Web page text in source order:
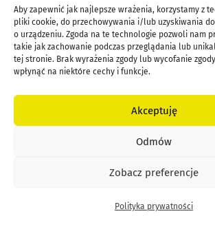
Aby zapewnić jak najlepsze wrażenia, korzystamy z
pliki cookie, do przechowywania i/lub uzyskiwania
o urządzeniu. Zgoda na te technologie pozwoli nam
takie jak zachowanie podczas przeglądania lub
tej stronie. Brak wyrażenia zgody lub wycofanie
wpłynąć na niektóre cechy i funkcje.
Akceptuję
Odmów
Zobacz preferencje
Polityka prywatności
Joanna Anna Kubiak
5 października 2023 o 18:52
Witam chcialabym
z jedzeniem i nie wiem od czego
Agnieszka